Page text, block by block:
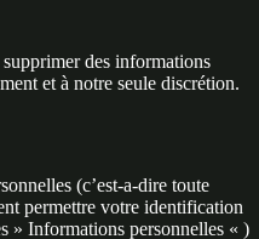
des informations
et à notre seule discrétion.
(c’est-a-dire toute
permettre votre identification
» Informations personnelles « )